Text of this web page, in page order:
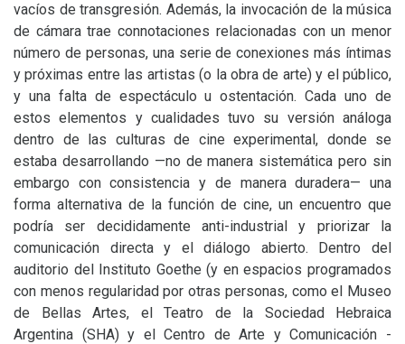
vacíos de transgresión. Además, la invocación de la música
de cámara trae connotaciones relacionadas con un menor
número de personas, una serie de conexiones más íntimas
y próximas entre las artistas (o la obra de arte) y el público,
y una falta de espectáculo u ostentación. Cada uno de
estos elementos y cualidades tuvo su versión análoga
dentro de las culturas de cine experimental, donde se
estaba desarrollando —no de manera sistemática pero sin
embargo con consistencia y de manera duradera— una
forma alternativa de la función de cine, un encuentro que
podría ser decididamente anti-industrial y priorizar la
comunicación directa y el diálogo abierto. Dentro del
auditorio del Instituto Goethe (y en espacios programados
con menos regularidad por otras personas, como el Museo
de Bellas Artes, el Teatro de la Sociedad Hebraica
Argentina (SHA) y el Centro de Arte y Comunicación -